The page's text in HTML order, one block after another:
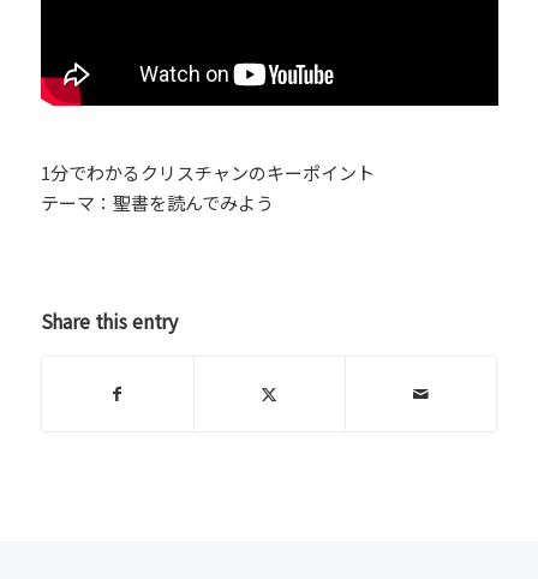
1分でわかるクリスチャンのキーポイント
テーマ：聖書を読んでみよう
Share this entry